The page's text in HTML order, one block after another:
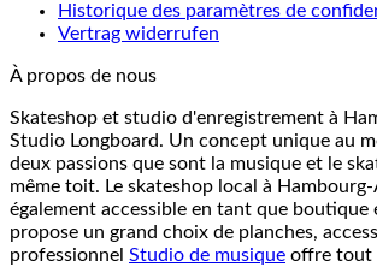
Historique des paramètres de
Vertrag widerrufen
À propos de nous
Skateshop et studio d'enregistrement à
Studio Longboard. Un concept unique au
deux passions que sont la musique et le
même toit. Le skateshop local à
également accessible en tant que boutique
propose un grand choix de planches,
professionnel Studio de musique offre tout